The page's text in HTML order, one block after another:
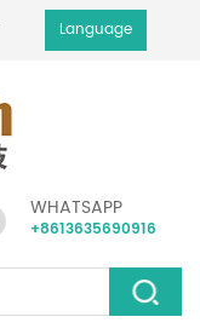
Language
WHATSAPP
+8613635690916